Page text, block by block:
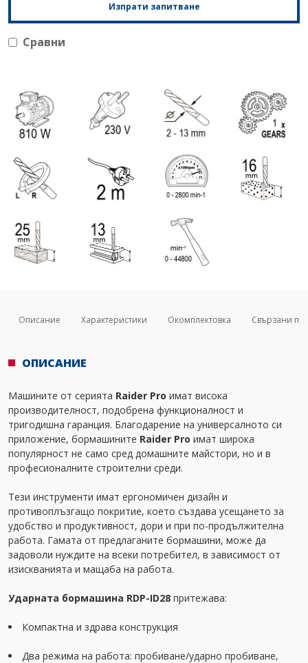
Изпрати запитване
Сравни
Описание Характеристики Окомплектовка Свързани
ОПИСАНИЕ
Машините от серията Raider Pro имат висока
производителност, подобрена функционалност и
тригодишна гаранция. Благодарение на универсалното си
приложение, бормашините Raider Pro имат широка
популярност не само сред домашните майстори, но и в
професионалните строителни среди.
Тези инструменти имат ергономичен дизайн и
противоплъзгащо покритие, което създава усещането за
удобство и продуктивност, дори и при по-продължителна
работа. Гамата от предлаганите бормашини, може да
задоволи нуждите на всеки потребител, в зависимост от
изискванията и мащаба на работа.
Ударната бормашина RDP-ID28 притежава:
Компактна и здрава конструкция
Два режима на работа: пробиване/ударно пробиване,